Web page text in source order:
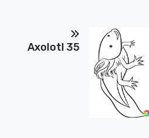
Axolotl 35